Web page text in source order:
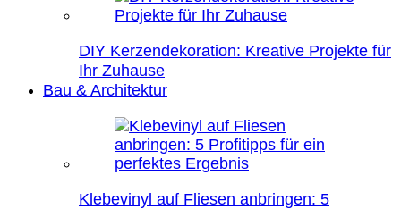
DIY Kerzendekoration: Kreative Projekte für
Ihr Zuhause
Bau & Architektur
Klebevinyl auf Fliesen anbringen: 5